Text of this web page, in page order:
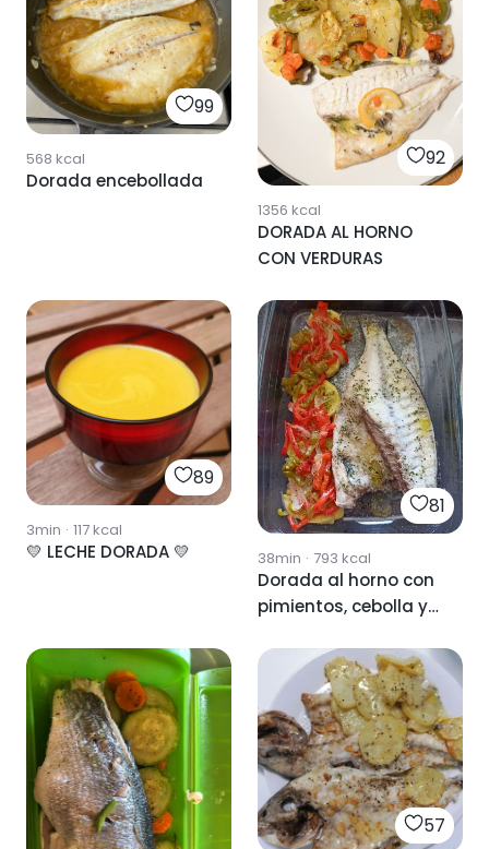
99
568 kcal
Dorada encebollada
92
1356 kcal
DORADA AL HORNO
CON VERDURAS
89
3min · 117kcal
💛 LECHE DORADA 💛
81
38min · 793 kcal
Dorada al horno con
pimientos, cebolla y
57